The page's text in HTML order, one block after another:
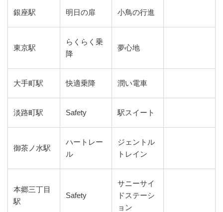
銀座駅 明日の扉 小鳥の行進
東京駅
らくらく乗
降
夢心地
大手町駅 快適乗降 潤い電車
淡路町駅 Safety 駅スイート
御茶ノ水駅
ハートレー
ル
ジェントル
トレイン
本郷三丁目
駅
Safety
サニーサイ
ドステーシ
ョン